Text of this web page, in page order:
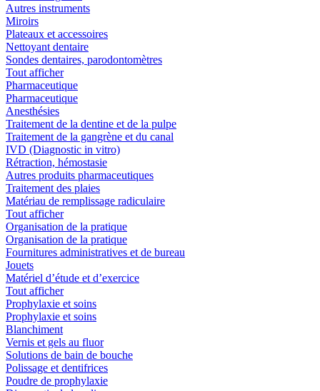
Autres instruments
Miroirs
Plateaux et accessoires
Nettoyant dentaire
Sondes dentaires, parodontomètres
Tout afficher
Pharmaceutique
Pharmaceutique
Anesthésies
Traitement de la dentine et de la pulpe
Traitement de la gangrène et du canal
IVD (Diagnostic in vitro)
Rétraction, hémostasie
Autres produits pharmaceutiques
Traitement des plaies
Matériau de remplissage radiculaire
Tout afficher
Organisation de la pratique
Organisation de la pratique
Fournitures administratives et de bureau
Jouets
Matériel d’étude et d’exercice
Tout afficher
Prophylaxie et soins
Prophylaxie et soins
Blanchiment
Vernis et gels au fluor
Solutions de bain de bouche
Polissage et dentifrices
Poudre de prophylaxie